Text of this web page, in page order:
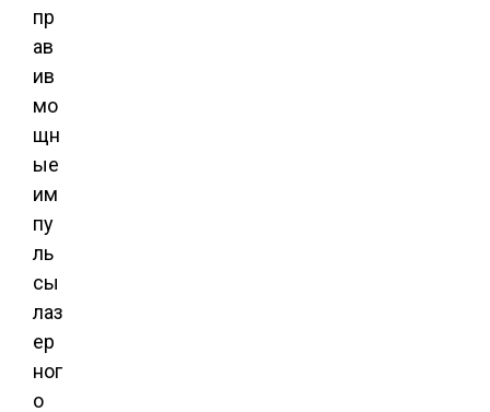
пр
ав
ив
мо
щн
ые
им
пу
ль
сы
лаз
ер
ног
о